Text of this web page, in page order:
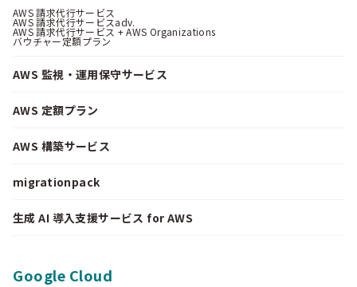
AWS 請求代行サービス
AWS 請求代行サービスadv.
AWS 請求代行サービス + AWS Organizations
バウチャー定額プラン
AWS 監視・運用保守サービス
AWS 定額プラン
AWS 構築サービス
migrationpack
生成 AI 導入支援サービス for AWS
Google Cloud